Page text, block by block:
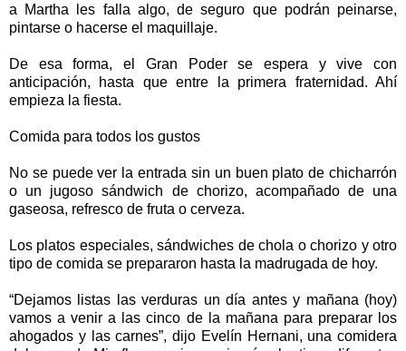
a Martha les falla algo, de seguro que podrán peinarse,
pintarse o hacerse el maquillaje.
De esa forma, el Gran Poder se espera y vive con
anticipación, hasta que entre la primera fraternidad. Ahí
empieza la fiesta.
Comida para todos los gustos
No se puede ver la entrada sin un buen plato de chicharrón
o un jugoso sándwich de chorizo, acompañado de una
gaseosa, refresco de fruta o cerveza.
Los platos especiales, sándwiches de chola o chorizo y otro
tipo de comida se prepararon hasta la madrugada de hoy.
“Dejamos listas las verduras un día antes y mañana (hoy)
vamos a venir a las cinco de la mañana para preparar los
ahogados y las carnes”, dijo Evelín Hernani, una comidera